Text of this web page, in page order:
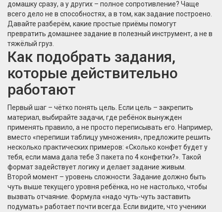
домашку сразу, а у других – полное сопротивление? Чаще
всего дело не в способностях, а в том, как задание построено.
Давайте разберём, какие простые приёмы помогут
превратить домашнее задание в полезный инструмент, а не в
тяжёлый груз.
Как подобрать задания,
которые действительно
работают
Первый шаг – чётко понять цель. Если цель – закрепить
материал, выбирайте задачи, где ребёнок вынужден
применять правило, а не просто переписывать его. Например,
вместо «перепиши таблицу умножения», предложите решить
несколько практических примеров: «Сколько конфет будет у
тебя, если мама дала тебе 3 пакета по 4 конфетки?». Такой
формат задействует логику и делает задание живым.
Второй момент – уровень сложности. Задание должно быть
чуть выше текущего уровня ребёнка, но не настолько, чтобы
вызвать отчаяние. Формула «надо чуть-чуть заставить
подумать» работает почти всегда. Если видите, что ученики